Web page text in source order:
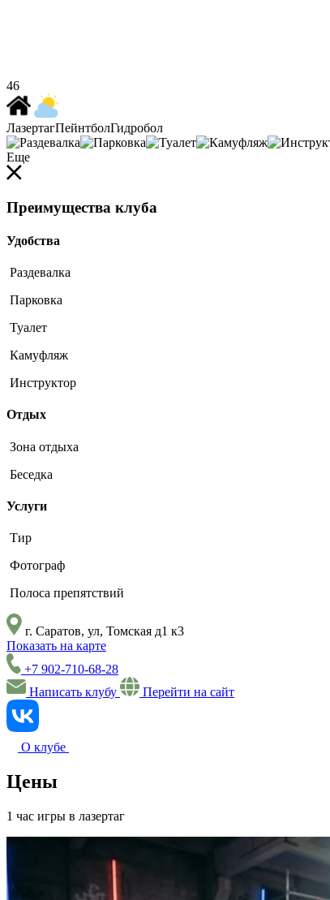
46
ЛазертагПейнтболГидробол
Еще
Преимущества клуба
Удобства
Раздевалка
Парковка
Туалет
Камуфляж
Инструктор
Отдых
Зона отдыха
Беседка
Услуги
Тир
Фотограф
Полоса препятствий
г. Саратов, ​ул, Томская д1 к3
Показать на карте
+7 902-710-68-28
Написать клубу
Перейти на сайт
О клубе
Цены
1 час игры в лазертаг